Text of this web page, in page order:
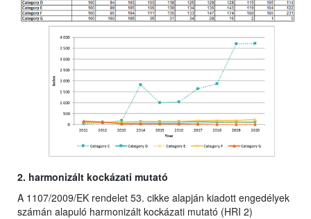
2. harmonizált kockázati mutató
A 1107/2009/EK rendelet 53. cikke alapján kiadott engedélyek
számán alapuló harmonizált kockázati mutató (HRI 2)